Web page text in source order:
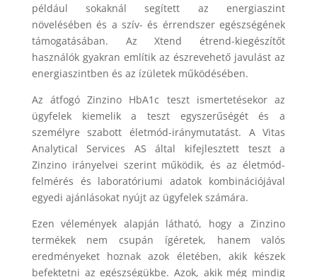
például sokaknál segített az energiaszint
növelésében és a szív- és érrendszer egészségének
támogatásában. Az Xtend étrend-kiegészítőt
használók gyakran említik az észrevehető javulást az
energiaszintben és az ízületek működésében.
Az átfogó Zinzino HbA1c teszt ismertetésekor az
ügyfelek kiemelik a teszt egyszerűségét és a
személyre szabott életmód-iránymutatást. A Vitas
Analytical Services AS által kifejlesztett teszt a
Zinzino irányelvei szerint működik, és az életmód-
felmérés és laboratóriumi adatok kombinációjával
egyedi ajánlásokat nyújt az ügyfelek számára.
Ezen vélemények alapján látható, hogy a Zinzino
termékek nem csupán ígéretek, hanem valós
eredményeket hoznak azok életében, akik készek
befektetni az egészségükbe. Azok, akik még mindig